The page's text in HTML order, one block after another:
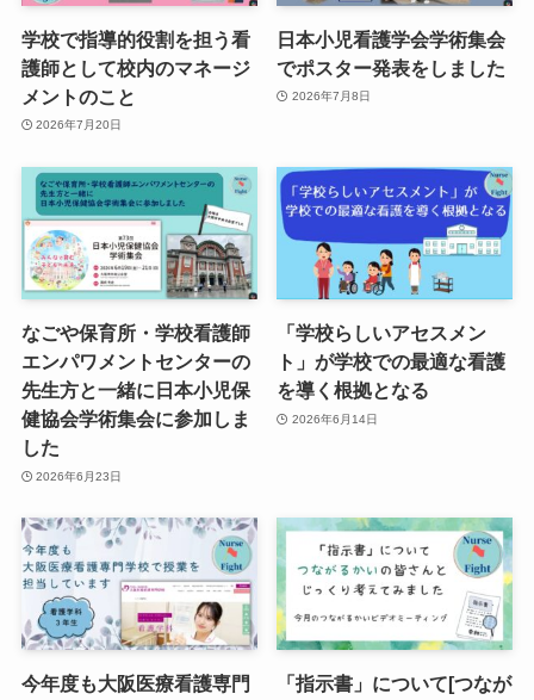
学校で指導的役割を担う看
護師として校内のマネージ
メントのこと
2026年7月20日
日本小児看護学会学術集会
でポスター発表をしました
2026年7月8日
なごや保育所・学校看護師
エンパワメントセンターの
先生方と一緒に日本小児保
健協会学術集会に参加しま
した
2026年6月23日
「学校らしいアセスメン
ト」が学校での最適な看護
を導く根拠となる
2026年6月14日
今年度も大阪医療看護専門
「指示書」について[つなが